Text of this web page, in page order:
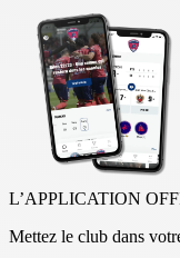
L’APPLICATION
Mettez le club dans